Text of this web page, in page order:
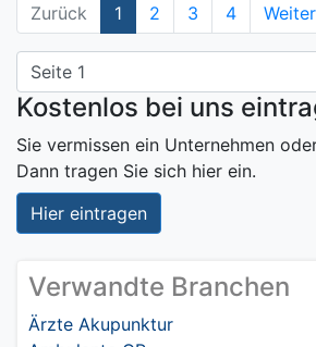
Zurück 1 2 3 4 Weiter
Kostenlos bei uns
Sie vermissen ein Unternehmen
Dann tragen Sie sich hier ein.
Hier eintragen
Verwandte Branchen
Ärzte Akupunktur